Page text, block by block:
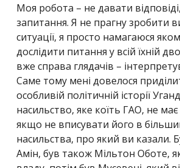
Моя робота – не давати
запитання. Я не прагну зробити
ситуації, я просто намагаюся
дослідити питання у всій їхній
вже справа глядачів –
Саме тому мені довелося
особливій політичній історії
насильство, яке коїть ГАО, не
якщо не вписувати його в
насильства, про який ви казали.
Амін, був також Мільтон Оботе,